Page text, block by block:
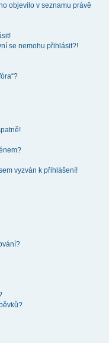
objevilo v seznamu právě
se nemohu přihlásit?!
vyzván k přihlášení!